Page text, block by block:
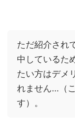
ただ紹介され
中しているた
たい方はデメ
れません…（
す） 。